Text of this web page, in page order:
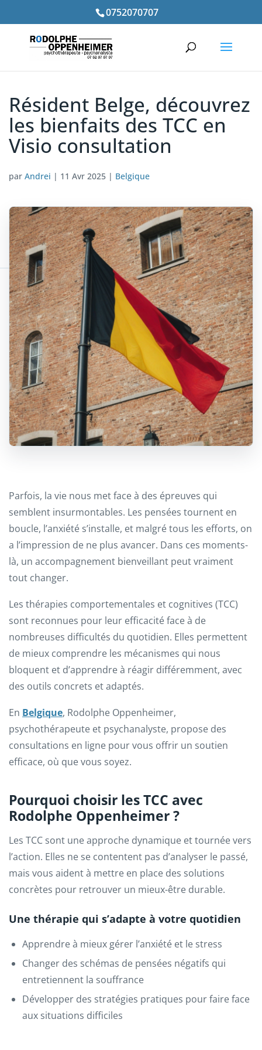
0752070707
Résident Belge, découvrez
les bienfaits des TCC en
Visio consultation
par Andrei | 11 Avr 2025 | Belgique
Parfois, la vie nous met face à des épreuves qui
semblent insurmontables. Les pensées tournent en
boucle, l’anxiété s’installe, et malgré tous les efforts, on
a l’impression de ne plus avancer. Dans ces moments-
là, un accompagnement bienveillant peut vraiment
tout changer.
Les thérapies comportementales et cognitives (TCC)
sont reconnues pour leur efficacité face à de
nombreuses difficultés du quotidien. Elles permettent
de mieux comprendre les mécanismes qui nous
bloquent et d’apprendre à réagir différemment, avec
des outils concrets et adaptés.
En Belgique, Rodolphe Oppenheimer,
psychothérapeute et psychanalyste, propose des
consultations en ligne pour vous offrir un soutien
efficace, où que vous soyez.
Pourquoi choisir les TCC avec
Rodolphe Oppenheimer ?
Les TCC sont une approche dynamique et tournée vers
l’action. Elles ne se contentent pas d’analyser le passé,
mais vous aident à mettre en place des solutions
concrètes pour retrouver un mieux-être durable.
Une thérapie qui s’adapte à votre quotidien
Apprendre à mieux gérer l’anxiété et le stress
Changer des schémas de pensées négatifs qui
entretiennent la souffrance
Développer des stratégies pratiques pour faire face
aux situations difficiles